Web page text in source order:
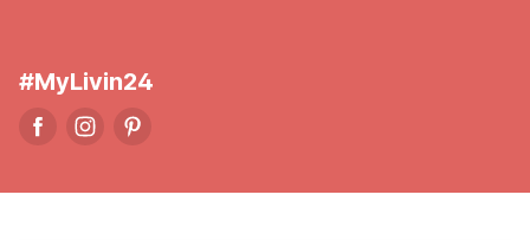
#MyLivin24